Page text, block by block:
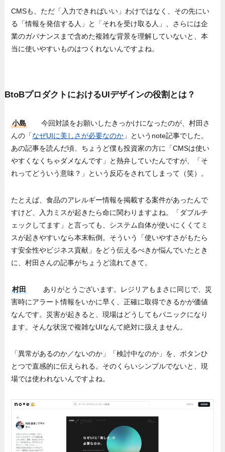
CMSも、ただ「入力できればいい」わけではなく、その先にい
る「情報を発信する人」と「それを受け取る人」、さらには企
業のガバナンスまで含めた複雑な背景を理解していないと、本
当に使いやすいものはつくれないんですよね。
BtoBプロダクトにおけるUIデザインの役割とは？
小島
今回対談をお願いしたきっかけになったのが、村田さ
んの「なぜUIに美しさが必要なのか 」というnote記事でした。
あの記事を読んだ頃、ちょうど僕も投資家の方に「CMSは使い
やすくなくちゃダメなんです」と熱弁していたんですが、「そ
れってどういう意味？」という反応をされてしまって（笑）。
たとえば、食品のアレルギー情報を掲載する案件があったんで
すけど、入力ミスが起きたら命に関わりますよね。「ダブルチ
ェックしてます」と言っても、システム自体が使いにくくてミ
スが起きやすいなら本末転倒。そういう「使いやすさがもたら
す安全性やビジネス貢献」をどう伝えるべきか悩んでいたとき
に、村田さんの記事がちょうど流れてきて。
村田
ありがとうございます。レジリアもまさに同じで、災
害時にアラート情報をいかに早く、正確に取得できるかが価値
なんです。災害が起きると、現場はどうしてもパニックになり
ます。そんな状況で複雑なUIなんて絶対に扱えません。
「異常があるのか／ないのか」「検討中なのか」を、ボタンひ
とつで直感的に伝えられる。そのくらいシンプルでないと、現
場では使われないんですよね。